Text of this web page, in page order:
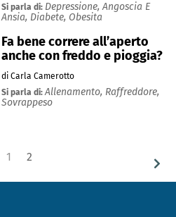
Si parla di: Depressione,Angoscia E
Ansia, Diabete, Obesita
Fa bene correre all’aperto
anche con freddo e pioggia?
di Carla Camerotto
Si parla di:Allenamento, Raffreddore,
Sovrappeso
1 2